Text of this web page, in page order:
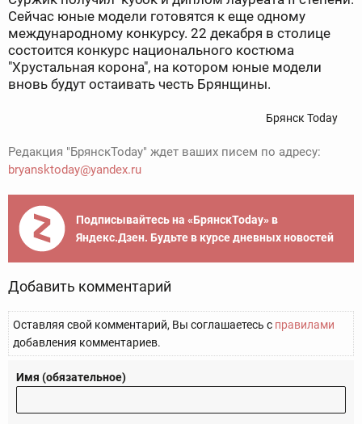
Сейчас юные модели готовятся к еще одному
международному конкурсу. 22 декабря в столице
состоится конкурс национального костюма
"Хрустальная корона", на котором юные модели
вновь будут остаивать честь Брянщины.
Брянск Today
Редакция "БрянскToday" ждет ваших писем по адресу:
bryansktoday@yandex.ru
Подписывайтесь на «БрянскToday» в
Яндекс.Дзен. Будьте в курсе дневных новостей
Добавить комментарий
Оставляя свой комментарий, Вы соглашаетесь с правилами
добавления комментариев.
Имя (обязательное)